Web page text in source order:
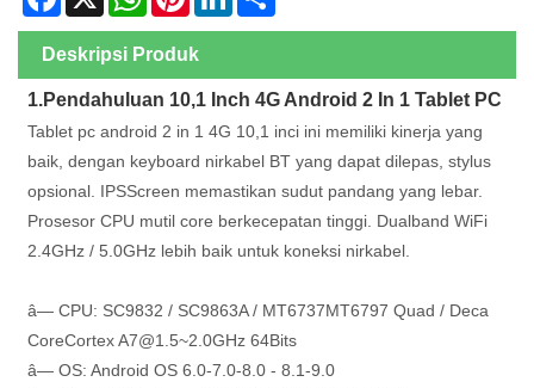
Deskripsi Produk
1.Pendahuluan 10,1 Inch 4G Android 2 In 1 Tablet PC
Tablet pc android 2 in 1 4G 10,1 inci ini memiliki kinerja yang
baik, dengan keyboard nirkabel BT yang dapat dilepas, stylus
opsional. IPSScreen memastikan sudut pandang yang lebar.
Prosesor CPU mutil core berkecepatan tinggi. Dualband WiFi
2.4GHz / 5.0GHz lebih baik untuk koneksi nirkabel.
â— CPU: SC9832 / SC9863A / MT6737MT6797 Quad / Deca
CoreCortex A7@1.5~2.0GHz 64Bits
â— OS: Android OS 6.0-7.0-8.0 - 8.1-9.0